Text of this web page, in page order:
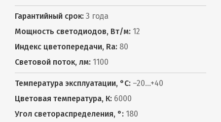
Гарантийный срок: 3 года
Мощность светодиодов, Вт/м: 12
Индекс цветопередачи, Ra: 80
Световой поток, лм: 1100
Температура эксплуатации, °С: –20...+40
Цветовая температура, К: 6000
Угол светораспределения, °: 180